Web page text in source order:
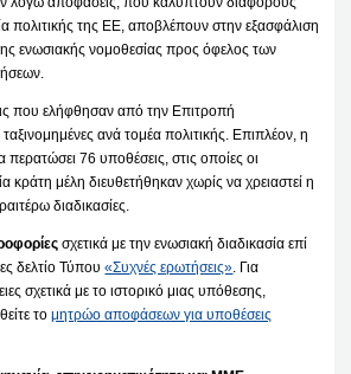
πολιτικής της ΕΕ, αποβλέπουν στην εξασφάλιση
ενωσιακής νομοθεσίας προς όφελος των
που ελήφθησαν από την Επιτροπή
ανά τομέα πολιτικής. Επιπλέον, η
76 υποθέσεις, στις οποίες οι
κράτη μέλη διευθετήθηκαν χωρίς να χρειαστεί η
διαδικασίες.
σχετικά με την ενωσιακή διαδικασία επί
δελτίο Τύπου«Συχνές ερωτήσεις». Για
σχετικά με το ιστορικό μιας υπόθεσης,
τομητρώο αποφάσεων για υποθέσεις